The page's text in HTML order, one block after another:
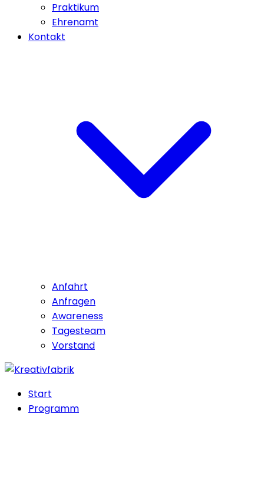
Praktikum
Ehrenamt
Kontakt
Anfahrt
Anfragen
Awareness
Tagesteam
Vorstand
Start
Programm